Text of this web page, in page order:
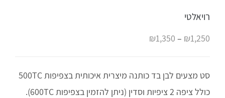
רויאלטי
₪1,250
–
₪1,350
סט מצעים לבן בד כותנה מיצרית איכותית בצפיפות 500TC
כולל ציפה 2 ציפיות וסדין (ניתן להזמין בצפיפות 600TC).